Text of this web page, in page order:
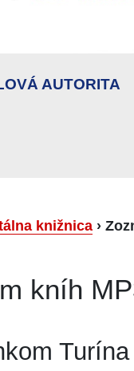
AUTORITA
knižnica ›
kníh
Turína